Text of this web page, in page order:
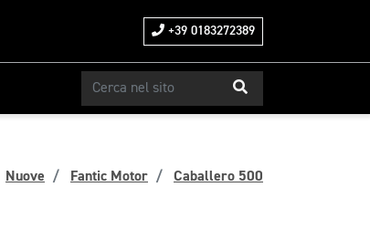
+39 0183272389
Nuove Fantic Motor Caballero 500